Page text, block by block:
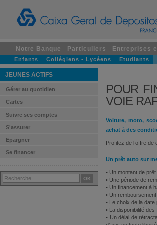
Notre Banque Particuliers Entreprises
Enfants Collégiens - Lycéens Etudiants
JEUNES ACTIFS
Gérer au quotidien
Cartes
Suivre ses comptes
S'assurer
Epargner
Se financer
POUR
VOIE
Voiture, moto,
achat à des
Profitez de l’offre
Un prêt auto sur
• Un montant de
• Une période de
• Un financement à
• Un
• Le choix de la
• La disponibilité
• Un délai de